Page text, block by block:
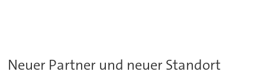
Neuer Partner und neuer Standort